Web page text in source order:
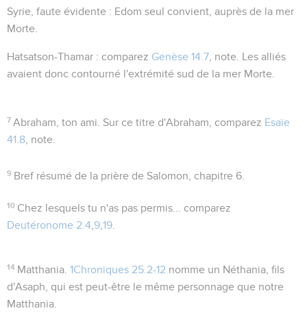
Syrie, faute évidente : Edom seul convient, auprès de la mer
Morte.
Hatsatson-Thamar : comparez Genèse 14.7 , note. Les alliés
avaient donc contourné l'extrémité sud de la mer Morte.
7 Abraham, ton ami . Sur ce titre d'Abraham, comparez Esaïe
41.8 , note.
9 Bref résumé de la prière de Salomon, chapitre 6.
10 Chez lesquels tu n'as pas permis...
comparez
Deutéronome 2.4 9 19
14 Matthania .1Chroniques 25.2-12 nomme un Néthania , fils
d'Asaph, qui est peut-être le même personnage que notre
Matthania.